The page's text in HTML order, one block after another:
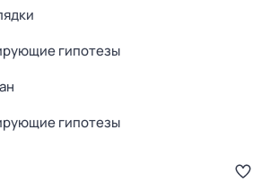
гипотезы
гипотезы